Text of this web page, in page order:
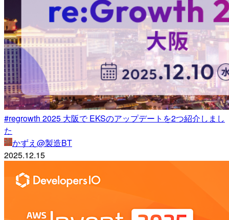
#regrowth 2025 大阪で EKSのアップデートを2つ紹介しまし
た
かずえ@製造BT
2025.12.15